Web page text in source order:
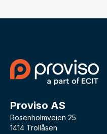
Proviso AS
Rosenholmveien 25
1414 Trollåsen